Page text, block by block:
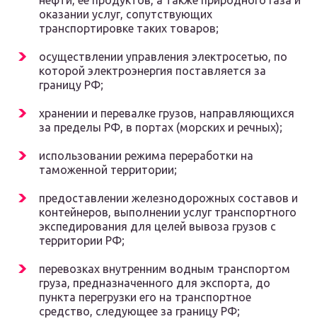
оказании услуг, сопутствующих
транспортировке таких товаров;
осуществлении управления электросетью, по
которой электроэнергия поставляется за
границу РФ;
хранении и перевалке грузов, направляющихся
за пределы РФ, в портах (морских и речных);
использовании режима переработки на
таможенной территории;
предоставлении железнодорожных составов и
контейнеров, выполнении услуг транспортного
экспедирования для целей вывоза грузов с
территории РФ;
перевозках внутренним водным транспортом
груза, предназначенного для экспорта, до
пункта перегрузки его на транспортное
средство, следующее за границу РФ;